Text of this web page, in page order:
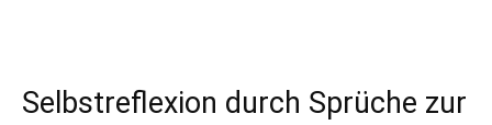
Selbstreflexion durch Sprüche zur